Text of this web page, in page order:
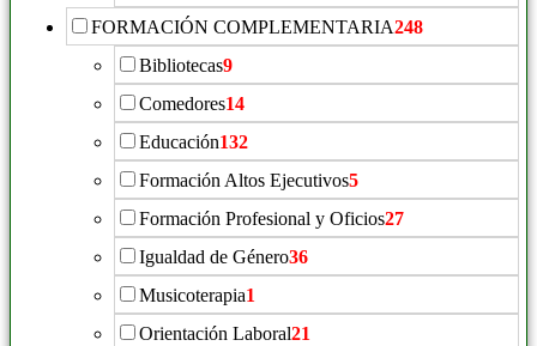
FORMACIÓN COMPLEMENTARIA248
Bibliotecas9
Comedores14
Educación132
Formación Altos Ejecutivos5
Formación Profesional y Oficios27
Igualdad de Género36
Musicoterapia1
Orientación Laboral21